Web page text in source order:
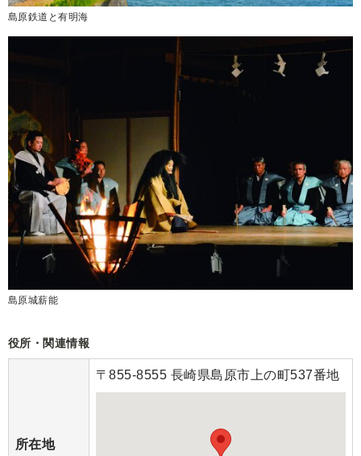
島原鉄道と有明海
島原城薪能
役所・関連情報
所在地
〒855-8555 長崎県島原市上の町537番地